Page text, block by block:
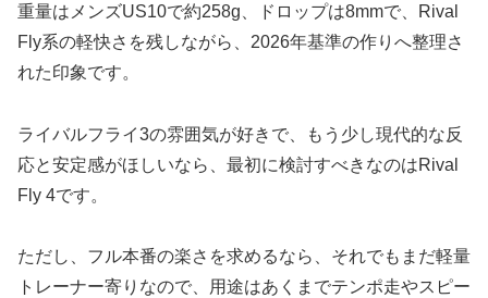
重量はメンズUS10で約258g、ドロップは8mmで、Rival
Fly系の軽快さを残しながら、2026年基準の作りへ整理さ
れた印象です。
ライバルフライ3の雰囲気が好きで、もう少し現代的な反
応と安定感がほしいなら、最初に検討すべきなのはRival
Fly 4です。
ただし、フル本番の楽さを求めるなら、それでもまだ軽量
トレーナー寄りなので、用途はあくまでテンポ走やスピー